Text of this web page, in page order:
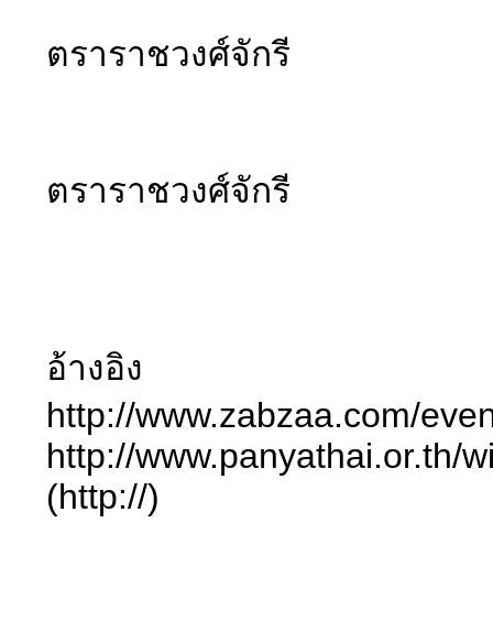
ตราราชวงศ์จักรี
ตราราชวงศ์จักรี
อ้างอิง
http://www.zabzaa.com/
http://www.panyathai.or.th/
(http://)